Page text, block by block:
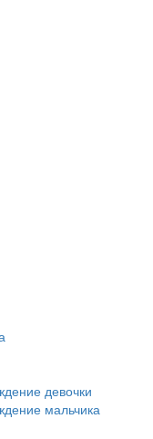
девочки
мальчика